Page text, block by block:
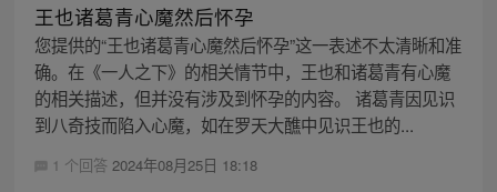
王也诸葛青心魔然后怀孕
您提供的“王也诸葛青心魔然后怀孕”这一表述不太清晰和准
确。在《一人之下》的相关情节中，王也和诸葛青有心魔
的相关描述，但并没有涉及到怀孕的内容。 诸葛青因见识
到八奇技而陷入心魔，如在罗天大醮中见识王也的...
1 个回答 2024年08月25日 18:18